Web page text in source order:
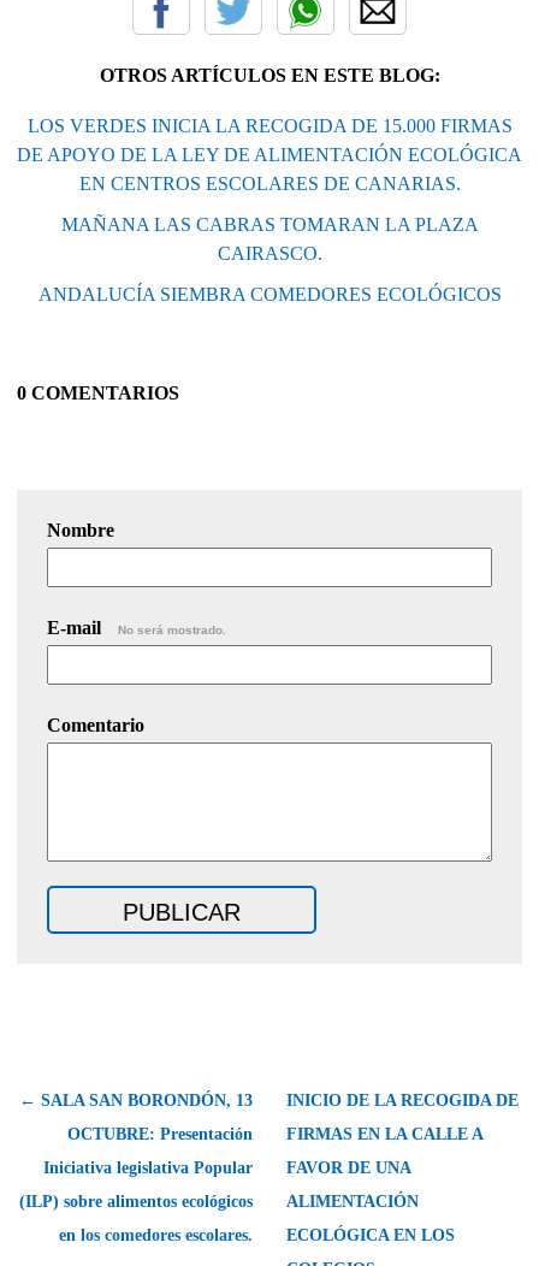
OTROS ARTÍCULOS EN ESTE BLOG:
LOS VERDES INICIA LA RECOGIDA DE 15.000 FIRMAS
DE APOYO DE LA LEY DE ALIMENTACIÓN ECOLÓGICA
EN CENTROS ESCOLARES DE CANARIAS.
MAÑANA LAS CABRAS TOMARAN LA PLAZA
CAIRASCO.
ANDALUCÍA SIEMBRA COMEDORES ECOLÓGICOS
0 COMENTARIOS
Nombre
E-mail No será mostrado.
Comentario
← SALA SAN BORONDÓN, 13
OCTUBRE: Presentación
Iniciativa legislativa Popular
(ILP) sobre alimentos ecológicos
en los comedores escolares.
INICIO DE LA RECOGIDA DE
FIRMAS EN LA CALLE A
FAVOR DE UNA
ALIMENTACIÓN
ECOLÓGICA EN LOS